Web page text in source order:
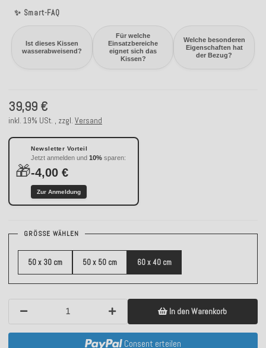
✨ Smart-FAQ
Ist dieses Kissen
wasserabweisend?
Für welche
Einsatzbereiche
eignet sich das
Kissen?
Welche besonderen
Eigenschaften hat
der Bezug?
39,99 €
inkl. 19% USt. , zzgl. Versand
🎁
Newsletter Vorteil
Jetzt anmelden und 10% sparen:
-4,00 €
Zur Anmeldung
GRÖSSE WÄHLEN
50 x 30 cm 50 x 50 cm 60 x 40 cm
In den Warenkorb
Consent erteilen